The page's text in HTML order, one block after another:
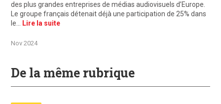
des plus grandes entreprises de médias audiovisuels d’Europe.
Le groupe français détenait déjà une participation de 25% dans
le…
Lire la suite
Nov 2024
De la même rubrique